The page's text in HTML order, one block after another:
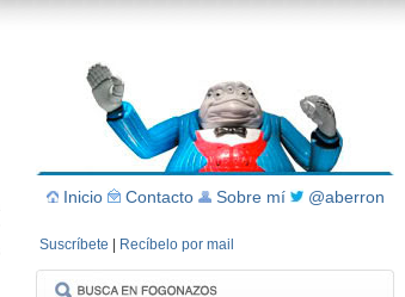
Inicio Contacto Sobre mí @aberron
Suscríbete Recíbelo por mail